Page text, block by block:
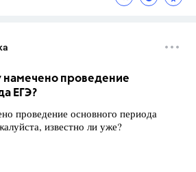
намечено проведение
ЕГЭ?
проведение основного периода
известно ли уже?